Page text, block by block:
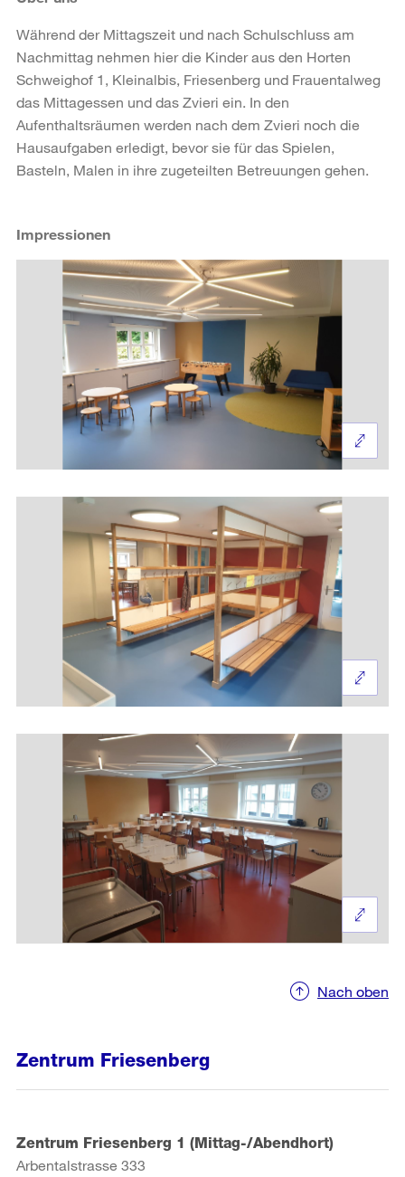
Während der Mittagszeit und nach Schulschluss am
Nachmittag nehmen hier die Kinder aus den Horten
Schweighof 1, Kleinalbis, Friesenberg und Frauentalweg
das Mittagessen und das Zvieri ein. In den
Aufenthaltsräumen werden nach dem Zvieri noch die
Hausaufgaben erledigt, bevor sie für das Spielen,
Basteln, Malen in ihre zugeteilten Betreuungen gehen.
Impressionen
Nach oben
Zentrum Friesenberg
Zentrum Friesenberg 1 (Mittag-/Abendhort)
Arbentalstrasse 333